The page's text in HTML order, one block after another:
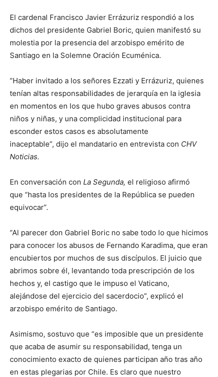
El cardenal Francisco Javier Errázuriz respondió a los
dichos del presidente Gabriel Boric, quien manifestó su
molestia por la presencia del arzobispo emérito de
Santiago en la Solemne Oración Ecuménica.
“Haber invitado a los señores Ezzati y Errázuriz, quienes
tenían altas responsabilidades de jerarquía en la iglesia
en momentos en los que hubo graves abusos contra
niños y niñas, y una complicidad institucional para
esconder estos casos es absolutamente
inaceptable”, dijo el mandatario en entrevista con CHV
Noticias.
En conversación con La Segunda, el religioso afirmó
que “hasta los presidentes de la República se pueden
equivocar”.
“Al parecer don Gabriel Boric no sabe todo lo que hicimos
para conocer los abusos de Fernando Karadima, que eran
encubiertos por muchos de sus discípulos. El juicio que
abrimos sobre él, levantando toda prescripción de los
hechos y, el castigo que le impuso el Vaticano,
alejándose del ejercicio del sacerdocio”, explicó el
arzobispo emérito de Santiago.
Asimismo, sostuvo que “es imposible que un presidente
que acaba de asumir su responsabilidad, tenga un
conocimiento exacto de quienes participan año tras año
en estas plegarias por Chile. Es claro que nuestro